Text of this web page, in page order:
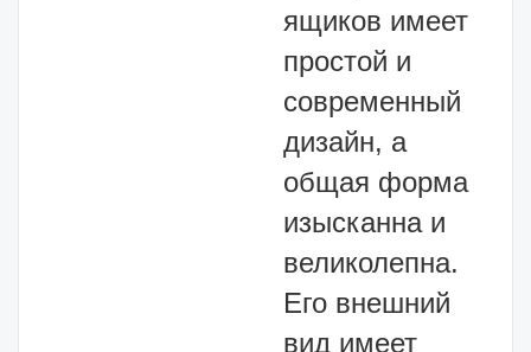
ящиков имеет
простой и
современный
дизайн, а
общая форма
изысканна и
великолепна.
Его внешний
вид имеет